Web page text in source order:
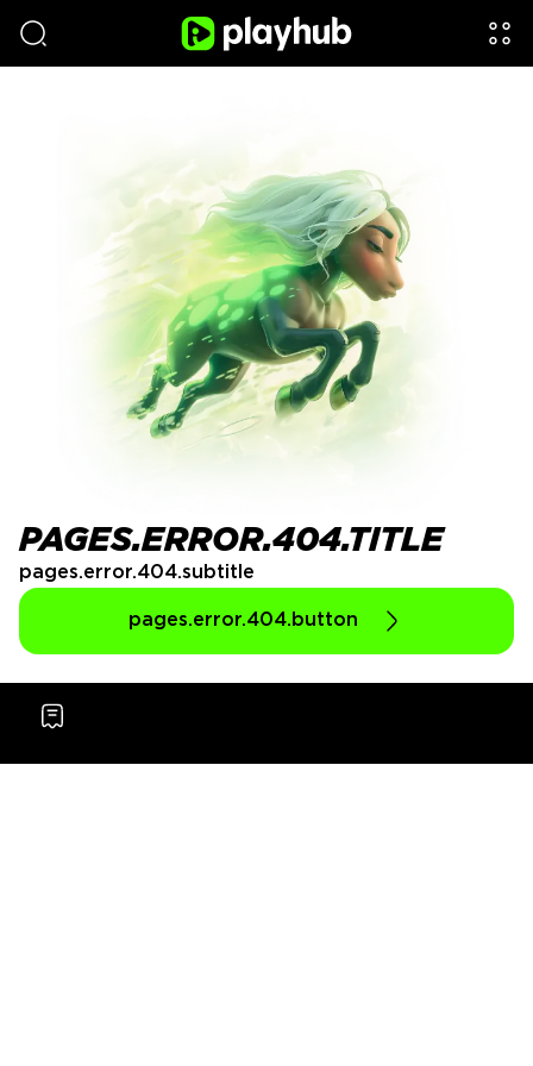
PAGES.ERROR.404.TITLE
pages.error.404.subtitle
pages.error.404.button